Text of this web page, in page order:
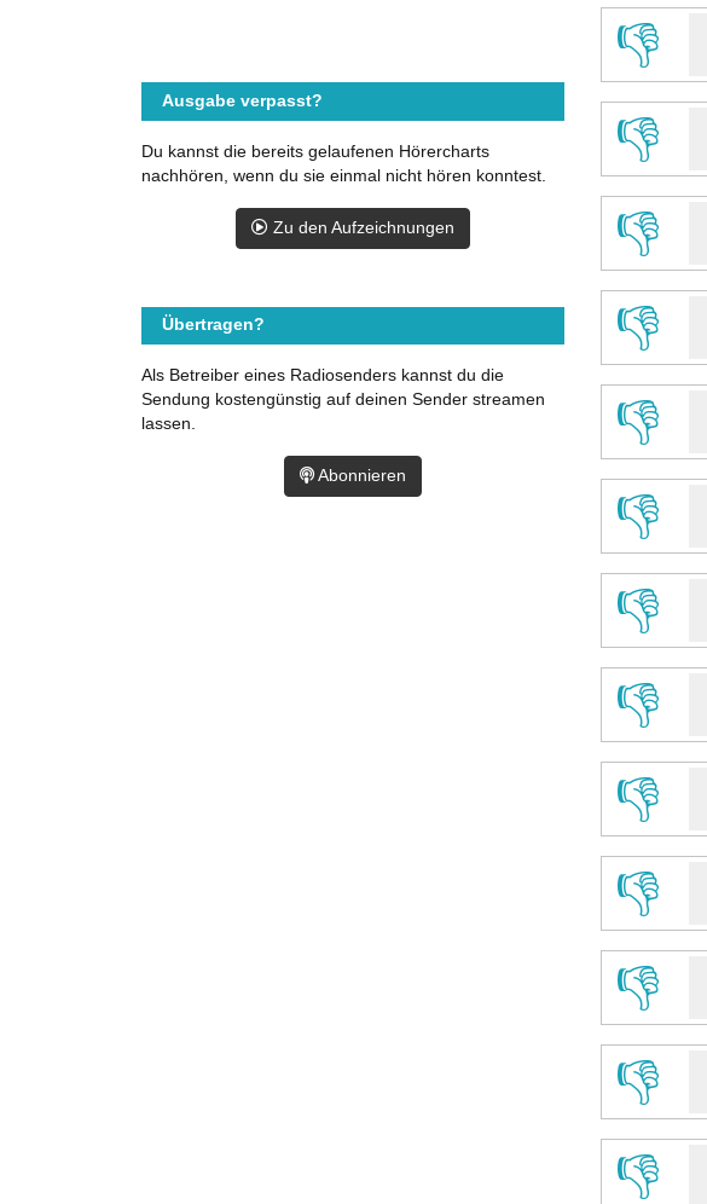
👎
👎
👎
👎
👎
👎
👎
👎
👎
👎
👎
👎
👎
Ausgabe verpasst?
Du kannst die bereits gelaufenen Hörercharts
nachhören, wenn du sie einmal nicht hören konntest.
Zu den Aufzeichnungen
Übertragen?
Als Betreiber eines Radiosenders kannst du die
Sendung kostengünstig auf deinen Sender streamen
lassen.
Abonnieren